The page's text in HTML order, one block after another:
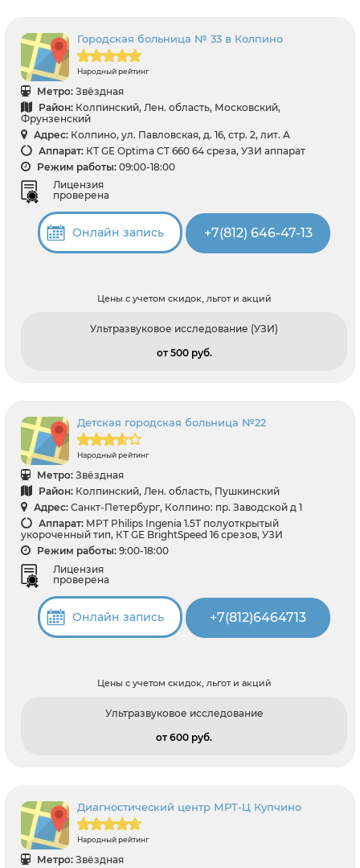
Городская больница № 33 в Колпино
Народный рейтинг
Метро: Звёздная
Район: Колпинский, Лен. область, Московский,
Фрунзенский
Адрес: Колпино, ул. Павловская, д. 16, стр. 2, лит. А
Аппарат: КТ GE Optima CT 660 64 среза, УЗИ аппарат
Режим работы: 09:00-18:00
Лицензия
проверена
Онлайн запись +7(812) 646-47-13
Цены с учетом скидок, льгот и акций
Ультразвуковое исследование (УЗИ)
от 500 pуб.
Детская городская больница №22
Народный рейтинг
Метро: Звёздная
Район: Колпинский, Лен. область, Пушкинский
Адрес: Санкт-Петербург, Колпино: пр. Заводской д 1
Аппарат: МРТ Philips Ingenia 1.5T полуоткрытый
укороченный тип, КТ GЕ BrightSpeed 16 срезов, УЗИ
Режим работы: 9:00-18:00
Лицензия
проверена
Онлайн запись +7(812)6464713
Цены с учетом скидок, льгот и акций
Ультразвуковое исследование
от 600 pуб.
Диагностический центр МРТ-Ц Купчино
Народный рейтинг
Метро: Звёздная